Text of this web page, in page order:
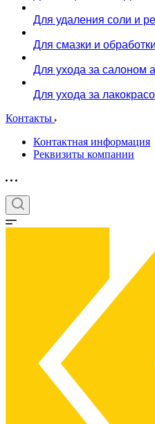
Для удаления соли и
Для смазки и
Для ухода за салоном
Для ухода за
Контакты
Контактная информация
Реквизиты компании